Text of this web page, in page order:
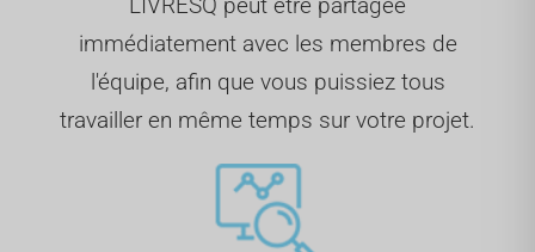
immédiatement avec les membres de
l'équipe, afin que vous puissiez tous
travailler en même temps sur votre projet.